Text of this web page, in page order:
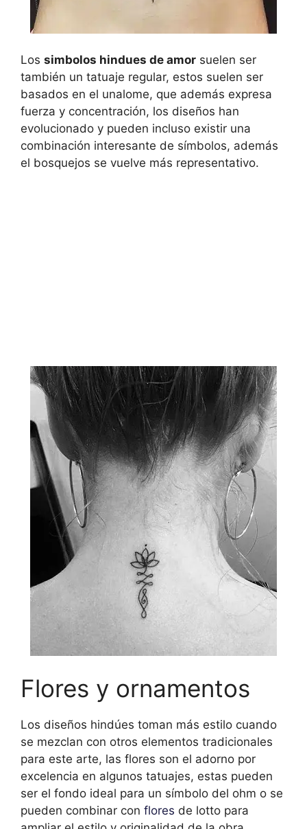
Los simbolos hindues de amor suelen ser
también un tatuaje regular, estos suelen ser
basados en el unalome, que además expresa
fuerza y concentración, los diseños han
evolucionado y pueden incluso existir una
combinación interesante de símbolos, además
el bosquejos se vuelve más representativo.
Flores y ornamentos
Los diseños hindúes toman más estilo cuando
se mezclan con otros elementos tradicionales
para este arte, las flores son el adorno por
excelencia en algunos tatuajes, estas pueden
ser el fondo ideal para un símbolo del ohm o se
pueden combinar con flores de lotto para